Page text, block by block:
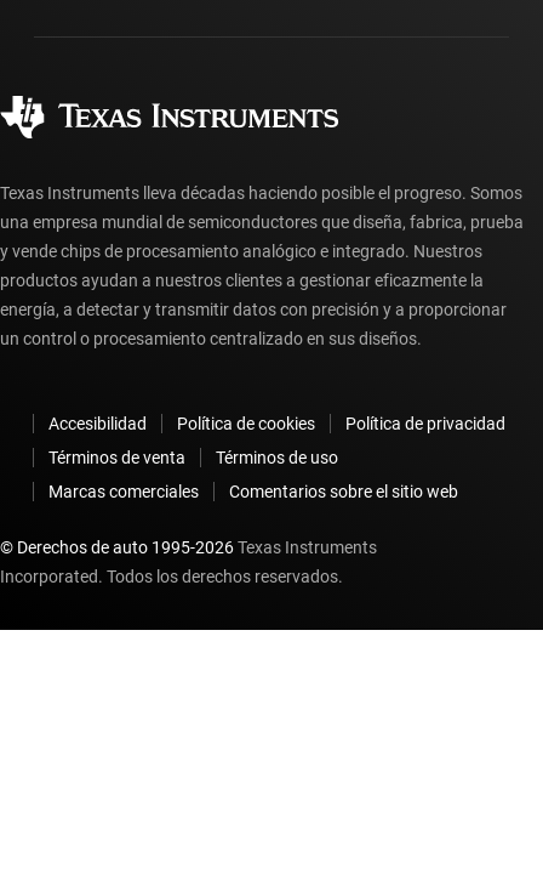
Fabricación
Preguntas frecuentes sobre la cuenta myTI
Preguntas frecuentes sobre pedidos
Texas Instruments lleva décadas haciendo posible el progreso. Somos
una empresa mundial de semiconductores que diseña, fabrica, prueba
y vende chips de procesamiento analógico e integrado. Nuestros
productos ayudan a nuestros clientes a gestionar eficazmente la
energía, a detectar y transmitir datos con precisión y a proporcionar
un control o procesamiento centralizado en sus diseños.
Accesibilidad Política de cookies
Política de privacidad
Términos de venta
Términos de uso
Marcas comerciales
Comentarios sobre el sitio web
© Derechos de auto 1995-2026Texas Instruments
Incorporated. Todos los derechos reservados.